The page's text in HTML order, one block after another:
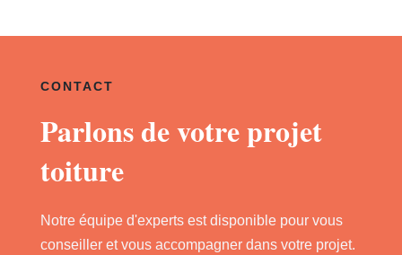
CONTACT
Parlons de votre projet
toiture
Notre équipe d'experts est disponible pour vous
conseiller et vous accompagner dans votre projet.